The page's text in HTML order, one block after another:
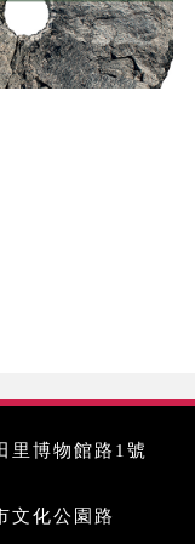
里博物館路1號
文化公園路